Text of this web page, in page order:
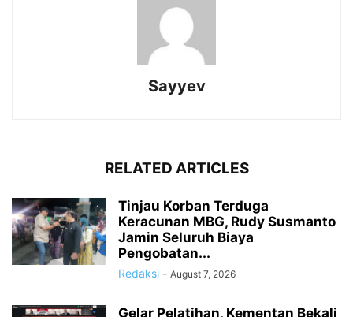
Sayyev
RELATED ARTICLES
Tinjau Korban Terduga
Keracunan MBG, Rudy Susmanto
Jamin Seluruh Biaya
Pengobatan...
Redaksi - August 7, 2026
Gelar Pelatihan, Kementan Bekali